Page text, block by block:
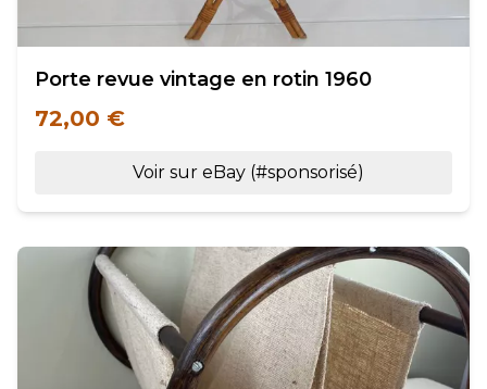
Porte revue vintage en rotin 1960
72,00 €
Voir sur eBay (#sponsorisé)